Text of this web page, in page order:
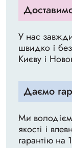
У нас
швидко і
Києву і
Даємо
Ми
якості і
гарантію на